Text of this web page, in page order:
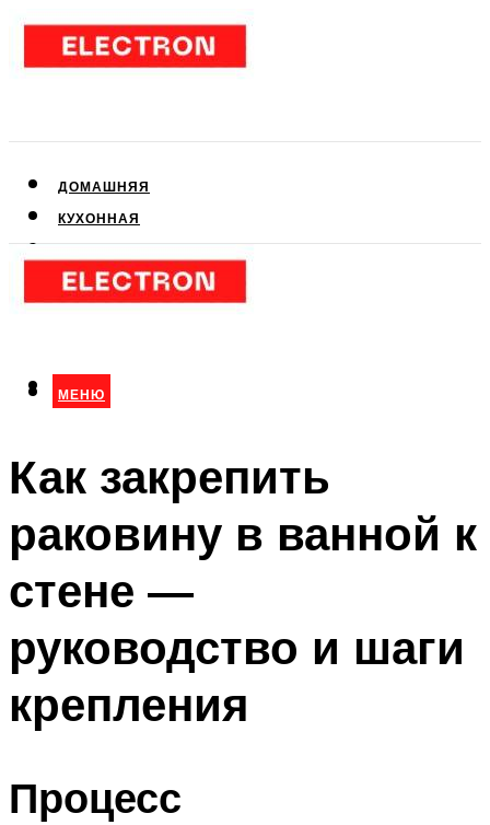
ДОМАШНЯЯ
КУХОННАЯ
КЛИМАТИЧЕСКАЯ
МЕНЮ
МЕНЮ
Как закрепить
раковину в ванной к
стене —
руководство и шаги
крепления
Процесс